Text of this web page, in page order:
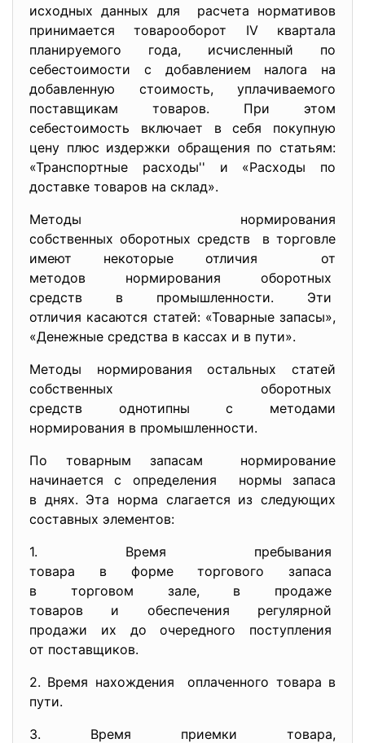
исходных данных для расчета нормативов
принимается товарооборот IV квартала
планируемого года, исчисленный по
себестоимости с добавлением налога на
добавленную стоимость, уплачиваемого
поставщикам товаров. При этом
себестоимость включает в себя покупную
цену плюс издержки обращения по статьям:
«Транспортные расходы'' и «Расходы по
доставке товаров на склад».
Методы нормирования
собственных оборотных средств в торговле
имеют некоторые отличия от
методов нормирования оборотных
средств в промышленности. Эти
отличия касаются статей: «Товарные запасы»,
«Денежные средства в кассах и в пути».
Методы нормирования остальных статей
собственных оборотных
средств однотипны с методами
нормирования в промышленности.
По товарным запасам нормирование
начинается с определения нормы запаса
в днях. Эта норма слагается из следующих
составных элементов:
1. Время пребывания
товара в форме торгового запаса
в торговом зале, в продаже
товаров и обеспечения регулярной
продажи их до очередного поступления
от поставщиков.
2. Время нахождения оплаченного товара в
пути.
3. Время приемки товара,